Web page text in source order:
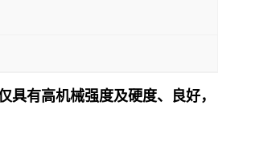
有高机械强度及硬度、良好，